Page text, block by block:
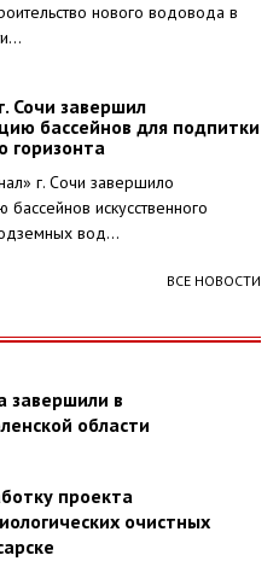
нового водовода в
Сочи завершил
бассейнов для подпитки
горизонта
г. Сочи завершило
бассейнов искусственного
вод...
ВСЕ НОВОСТИ
завершили в
области
проекта
очистных